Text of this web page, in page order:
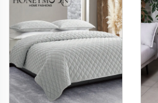
villa kevyt villapussi
vaihtoehto villaan